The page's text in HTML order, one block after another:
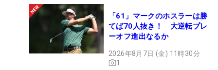
「61」マークのホスラーは勝
てば70人抜き！ 大逆転プレ
ーオフ進出なるか
2026年8月7日 (金) 11時30分
1